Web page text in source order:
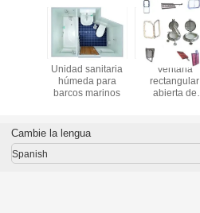
Unidad sanitaria
húmeda para
barcos marinos
Ventana
rectangular
abierta de
Cambie la lengua
Spanish